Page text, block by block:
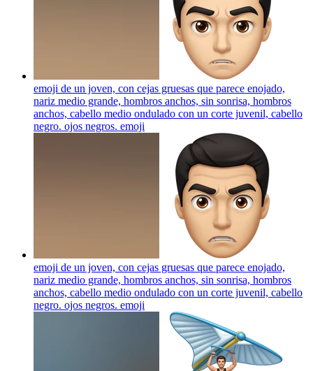
emoji de un joven, con cejas gruesas que parece enojado,
nariz medio grande, hombros anchos, sin sonrisa, hombros
anchos, cabello medio ondulado con un corte juvenil, cabello
negro. ojos negros. emoji
emoji de un joven, con cejas gruesas que parece enojado,
nariz medio grande, hombros anchos, sin sonrisa, hombros
anchos, cabello medio ondulado con un corte juvenil, cabello
negro. ojos negros. emoji